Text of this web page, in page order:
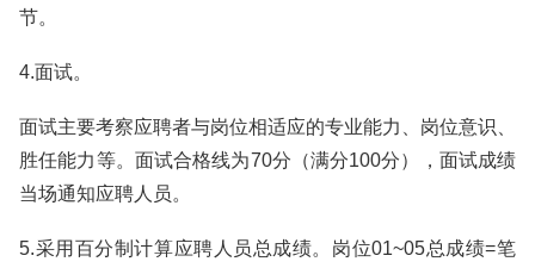
节。
4.面试。
面试主要考察应聘者与岗位相适应的专业能力、岗位意识、
胜任能力等。面试合格线为70分（满分100分），面试成绩
当场通知应聘人员。
5.采用百分制计算应聘人员总成绩。岗位01~05总成绩=笔